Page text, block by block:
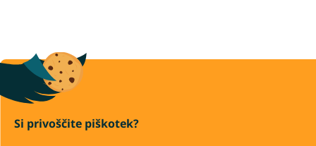
Si privoščite piškotek?